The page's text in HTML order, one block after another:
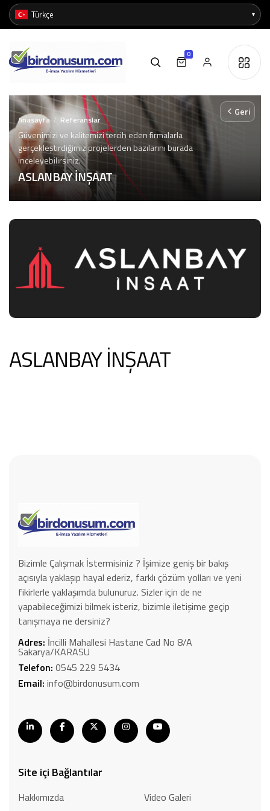
0
ASLANBAY İNŞAAT
Güvenimizi ve kalitemizi tercih eden firmalarla
gerçekleştirdiğimiz projelerden bazılarını burada
inceleyebilirsiniz.
Anasayfa / Referanslar
Geri
ASLANBAY İNŞAAT
Bizimle Çalışmak İstermisiniz ? İşimize geniş bir bakış
açısıyla yaklaşıp hayal ederiz, farklı çözüm yolları ve yeni
fikirlerle yaklaşımda bulunuruz. Sizler için de ne
yapabileceğimizi bilmek isteriz, bizimle iletişime geçip
tanışmaya ne dersiniz?
Adres: İncilli Mahallesi Hastane Cad No 8/A
Sakarya/KARASU
Telefon: 0545 229 5434
Email: info@birdonusum.com
Site içi Bağlantılar
Hakkımızda
Video Galeri